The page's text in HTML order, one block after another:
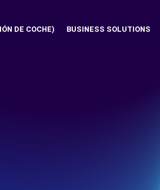
DE COCHE) BUSINESS SOLUTIONS